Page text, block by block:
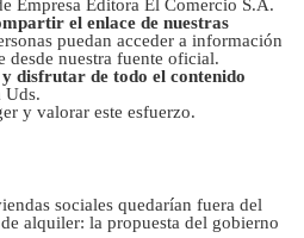
Empresa Editora El Comercio S.A.
el enlace de nuestras
puedan acceder a información
desde nuestra fuente oficial.
disfrutar de todo el contenido
Uds.
y valorar este esfuerzo.
sociales quedarían fuera del
alquiler: la propuesta del gobierno